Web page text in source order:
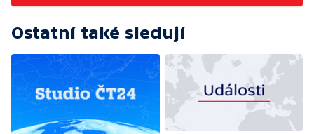
Ostatní také sledují